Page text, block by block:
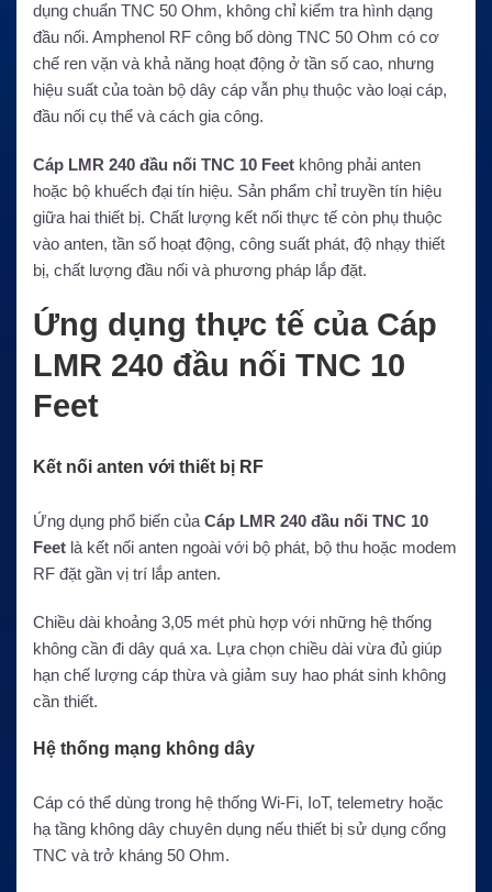
dụng chuẩn TNC 50 Ohm, không chỉ kiểm tra hình dạng
đầu nối. Amphenol RF công bố dòng TNC 50 Ohm có cơ
chế ren vặn và khả năng hoạt động ở tần số cao, nhưng
hiệu suất của toàn bộ dây cáp vẫn phụ thuộc vào loại cáp,
đầu nối cụ thể và cách gia công.
Cáp LMR 240 đầu nối TNC 10 Feet không phải anten
hoặc bộ khuếch đại tín hiệu. Sản phẩm chỉ truyền tín hiệu
giữa hai thiết bị. Chất lượng kết nối thực tế còn phụ thuộc
vào anten, tần số hoạt động, công suất phát, độ nhạy thiết
bị, chất lượng đầu nối và phương pháp lắp đặt.
Ứng dụng thực tế của Cáp
LMR 240 đầu nối TNC 10
Feet
Kết nối anten với thiết bị RF
Ứng dụng phổ biến của Cáp LMR 240 đầu nối TNC 10
Feet là kết nối anten ngoài với bộ phát, bộ thu hoặc modem
RF đặt gần vị trí lắp anten.
Chiều dài khoảng 3,05 mét phù hợp với những hệ thống
không cần đi dây quá xa. Lựa chọn chiều dài vừa đủ giúp
hạn chế lượng cáp thừa và giảm suy hao phát sinh không
cần thiết.
Hệ thống mạng không dây
Cáp có thể dùng trong hệ thống Wi-Fi, IoT, telemetry hoặc
hạ tầng không dây chuyên dụng nếu thiết bị sử dụng cổng
TNC và trở kháng 50 Ohm.